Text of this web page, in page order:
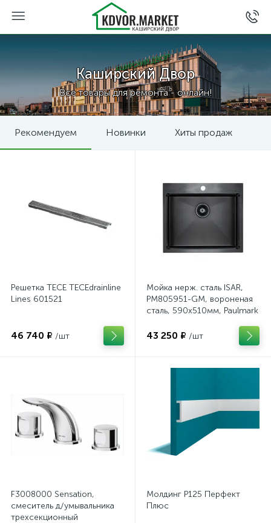
Каширский Двор
Все товары для ремонта - онлайн!
Рекомендуем Новинки Хиты продаж
Решетка TECE TECEdrainline
Lines 601521
46 740 ₽ /шт
Мойка нерж. сталь ISAR,
PM805951-GM, вороненая
сталь, 590х510мм, Paulmark
43 250 ₽ /шт
F3008000 Sensation,
смеситель д/умывальника
трехсекционный
Молдинг P125 Перфект
Плюс